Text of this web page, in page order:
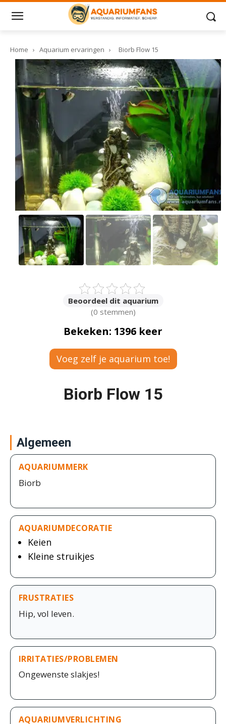
Home › Aquarium ervaringen › Biorb Flow 15
Beoordeel dit aquarium
(0 stemmen)
Bekeken: 1396 keer
Voeg zelf je aquarium toe!
Biorb Flow 15
Algemeen
AQUARIUMMERK
Biorb
AQUARIUMDECORATIE
Keien
Kleine struikjes
FRUSTRATIES
Hip, vol leven.
IRRITATIES/PROBLEMEN
Ongewenste slakjes!
AQUARIUMVERLICHTING